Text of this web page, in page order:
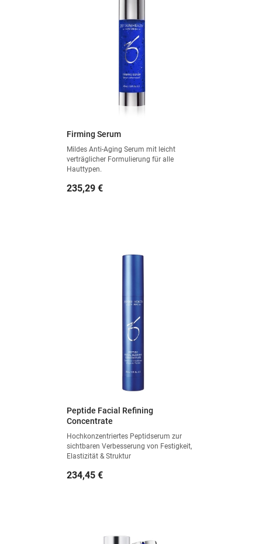
Firming Serum
Mildes Anti-Aging Serum mit leicht
verträglicher Formulierung für alle
Hauttypen.
Preis
235,29 €
Peptide Facial Refining
Concentrate
Hochkonzentriertes Peptidserum zur
sichtbaren Verbesserung von Festigkeit,
Elastizität & Struktur
Preis
234,45 €